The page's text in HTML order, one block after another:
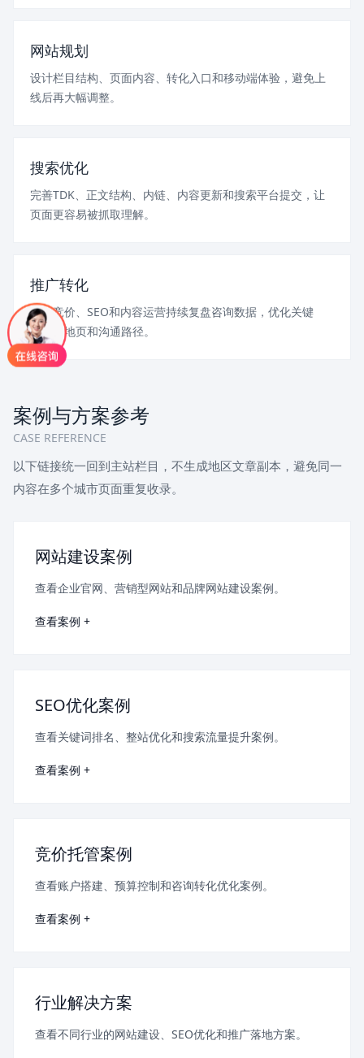
网站规划
设计栏目结构、页面内容、转化入口和移动端体验，避免上
线后再大幅调整。
搜索优化
完善TDK、正文结构、内链、内容更新和搜索平台提交，让
页面更容易被抓取理解。
推广转化
结合竞价、SEO和内容运营持续复盘咨询数据，优化关键
词、落地页和沟通路径。
案例与方案参考
CASE REFERENCE
以下链接统一回到主站栏目，不生成地区文章副本，避免同一
内容在多个城市页面重复收录。
网站建设案例
查看企业官网、营销型网站和品牌网站建设案例。
查看案例 +
SEO优化案例
查看关键词排名、整站优化和搜索流量提升案例。
查看案例 +
竞价托管案例
查看账户搭建、预算控制和咨询转化优化案例。
查看案例 +
行业解决方案
查看不同行业的网站建设、SEO优化和推广落地方案。